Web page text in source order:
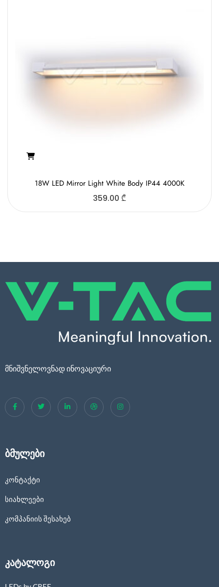
18W LED Mirror Light White Body IP44 4000K
359.00 ₾
მნიშვნელოვნად ინოვაციური
ბმულები
კონტაქტი
სიახლეები
კომპანიის შესახებ
კატალოგი